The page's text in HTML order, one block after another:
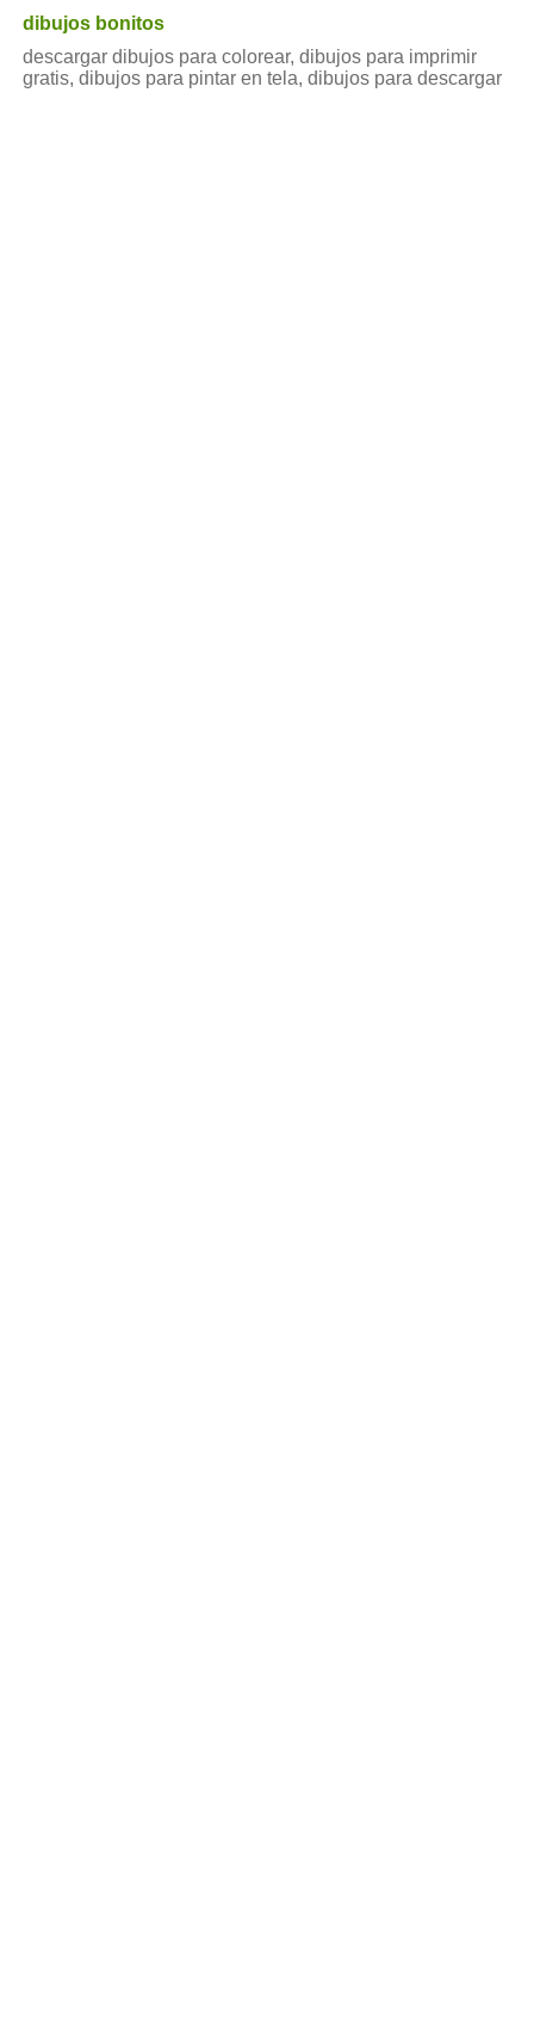
dibujos bonitos
descargar dibujos para colorear, dibujos para imprimir
gratis, dibujos para pintar en tela, dibujos para descargar